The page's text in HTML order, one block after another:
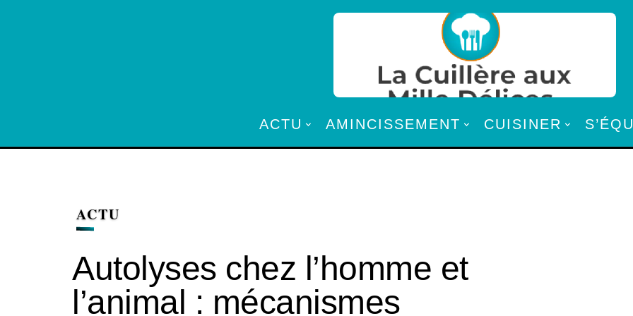
ACTU AMINCISSEMENT CUISINER
ACTU
Autolyses chez l’homme et
l’animal : mécanismes